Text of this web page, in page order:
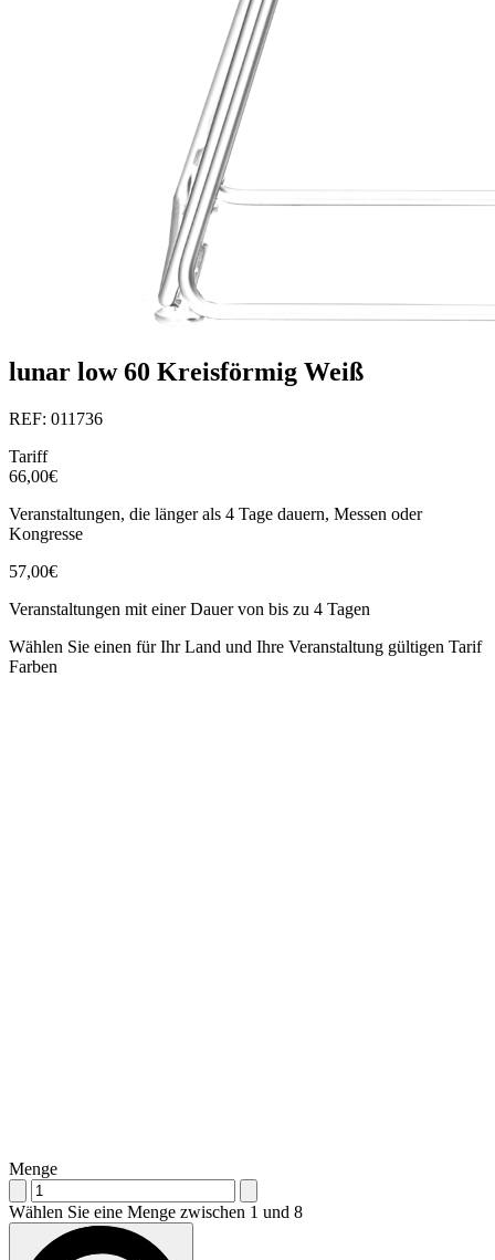
lunar low 60 Kreisförmig Weiß
REF: 011736
Tariff
66,00€
Veranstaltungen, die länger als 4 Tage dauern, Messen oder
Kongresse
57,00€
Veranstaltungen mit einer Dauer von bis zu 4 Tagen
Wählen Sie einen für Ihr Land und Ihre Veranstaltung gültigen Tarif
Farben
Menge
Wählen Sie eine Menge zwischen 1 und 8